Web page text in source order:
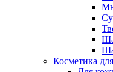
Косметика